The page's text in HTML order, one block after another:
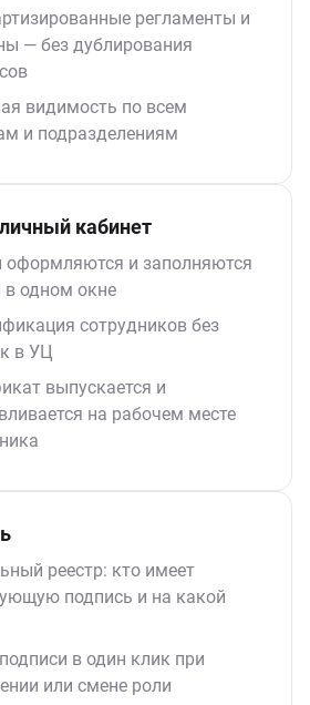
регламенты и
— без дублирования
видимость по всем
и подразделениям
кабинет
оформляются и заполняются
в одном окне
сотрудников без
в УЦ
выпускается и
на рабочем месте
реестр: кто имеет
подпись и на какой
в один клик при
или смене роли